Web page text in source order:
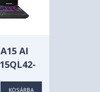
AI
KOSÁRBA